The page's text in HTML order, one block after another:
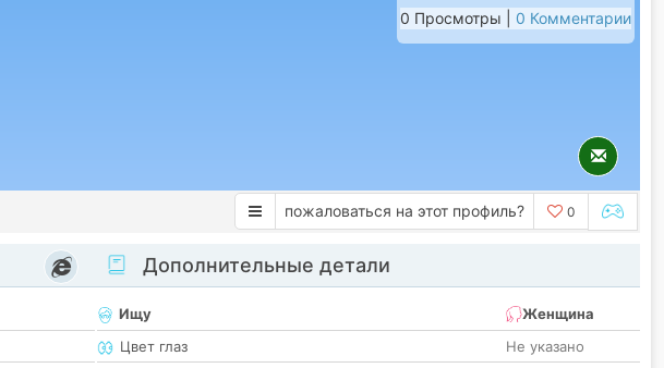
0 Просмотры | 0 Комментарии
пожаловаться на этот профиль? 0
Дополнительные детали
Ищу
Женщина
Цвет глаз
Не указано